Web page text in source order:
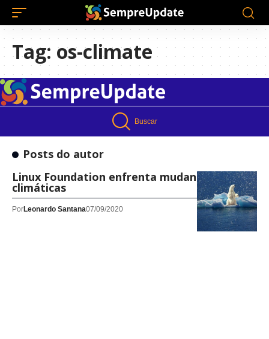
Tag: os-climate
Buscar
Posts do autor
Linux Foundation enfrenta mudanças
climáticas
PorLeonardo Santana07/09/2020